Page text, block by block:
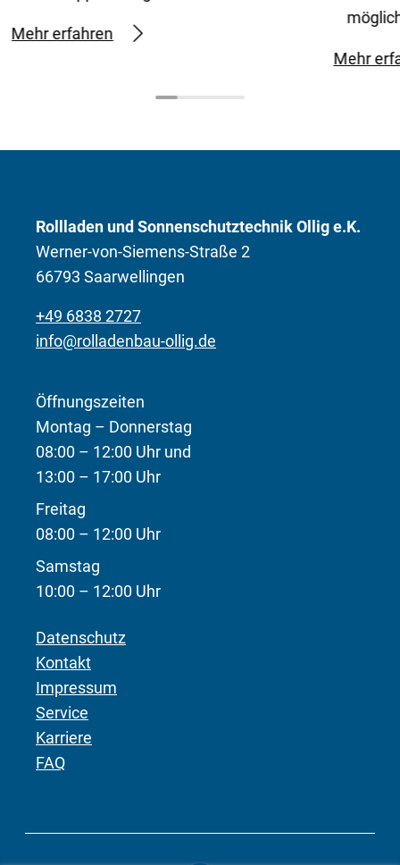
Mehr erfahren
Mehr
Rollladen und Sonnenschutztechnik Ollig e.K.
Werner-von-Siemens-Straße 2
66793 Saarwellingen
+49 6838 2727
info@rolladenbau-ollig.de
Öffnungszeiten
Montag – Donnerstag
08:00 – 12:00 Uhr und
13:00 – 17:00 Uhr
Freitag
08:00 – 12:00 Uhr
Samstag
10:00 – 12:00 Uhr
Datenschutz
Kontakt
Impressum
Service
Karriere
FAQ